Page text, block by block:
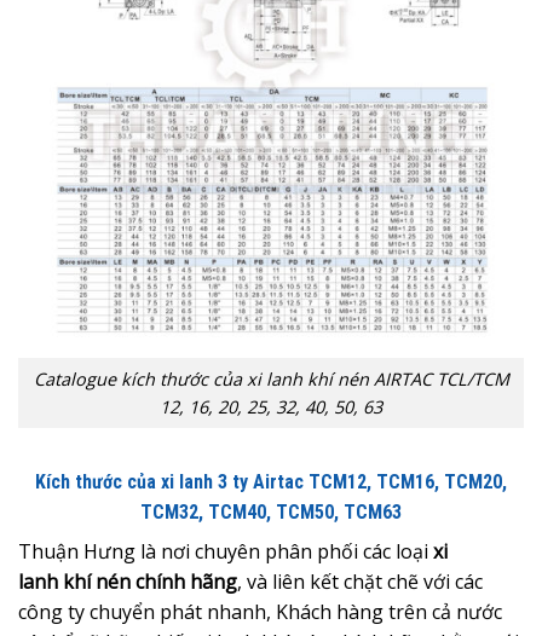
Catalogue kích thước của xi lanh khí nén AIRTAC TCL/TCM
12, 16, 20, 25, 32, 40, 50, 63
Kích thước của xi lanh 3 ty Airtac TCM12, TCM16, TCM20,
TCM32, TCM40, TCM50, TCM63
Thuận Hưng là nơi chuyên phân phối các loại xi
lanh khí nén chính hãng, và liên kết chặt chẽ với các
công ty chuyển phát nhanh, Khách hàng trên cả nước